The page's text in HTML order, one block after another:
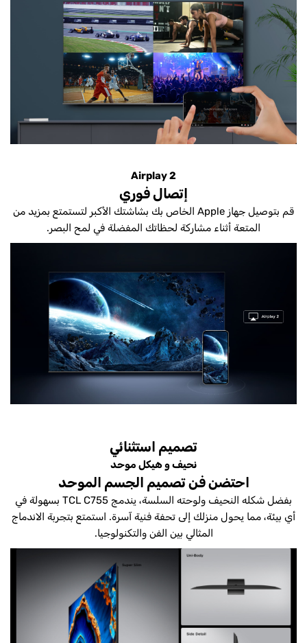
Airplay 2
إتصال فوري
قم بتوصيل جهاز Apple الخاص بك بشاشتك الأكبر لتستمتع بمزيد من
المتعة أثناء مشاركة لحظاتك المفضلة في لمح البصر.
تصميم استثنائي
نحيف و هيكل موحد
احتضن فن تصميم الجسم الموحد
بفضل شكله النحيف ولوحته السلسة، يندمج TCL C755 بسهولة في
أي بيئة، مما يحول منزلك إلى تحفة فنية آسرة. استمتع بتجربة الاندماج
المثالي بين الفن والتكنولوجيا.